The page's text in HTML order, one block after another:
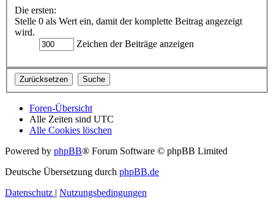
Die ersten:
Stelle 0 als Wert ein, damit der komplette Beitrag angezeigt
wird.
Zeichen der Beiträge anzeigen
Foren-Übersicht
Alle Zeiten sind UTC
Alle Cookies löschen
Powered by phpBB® Forum Software © phpBB Limited
Deutsche Übersetzung durch phpBB.de
Datenschutz | Nutzungsbedingungen